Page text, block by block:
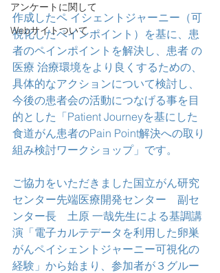
アンケートに関して
Webサイトついて
作成したペ イシェントジャーニー（可
視化したペインポイント）を基に、患
者のペインポイントを解決し、患者 の
医療 治療環境をより良くするための、
具体的なアクションについて検討し、
今後の患者会の活動につなげる事を目
的とした「Patient Journeyを基にした
食道がん患者のPain Point解決への取り
組み検討ワークショップ」です。
ご協力をいただきました国立がん研究
センター先端医療開発センター　副セ
ンター長　土原 一哉先生による基調講
演「電子カルテデータを利用した卵巣
がんペイシェントジャーニー可視化の
経験」から始まり、参加者が３グルー